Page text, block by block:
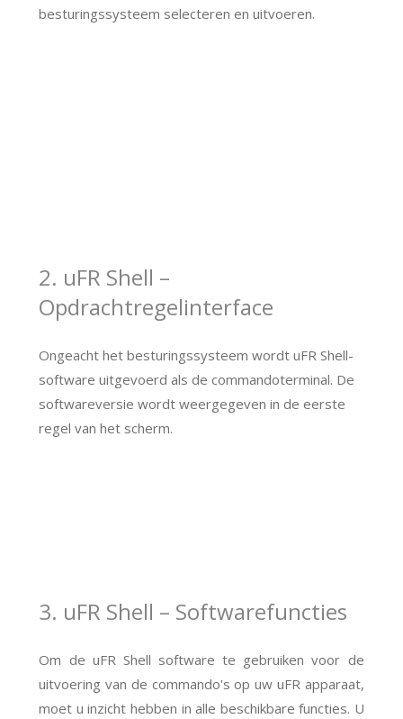
besturingssysteem selecteren en uitvoeren.
2. uFR Shell –
Opdrachtregelinterface
Ongeacht het besturingssysteem wordt uFR Shell-
software uitgevoerd als de commandoterminal. De
softwareversie wordt weergegeven in de eerste
regel van het scherm.
3. uFR Shell – Softwarefuncties
Om de uFR Shell software te gebruiken voor de
uitvoering van de commando's op uw uFR apparaat,
moet u inzicht hebben in alle beschikbare functies. U